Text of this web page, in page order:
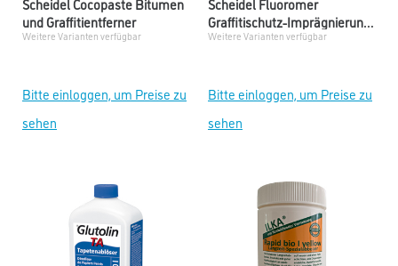
Scheidel Cocopaste Bitumen
und Graffitientferner
Weitere Varianten verfügbar
Bitte einloggen, um Preise zu
sehen
Scheidel Fluoromer
Graffitischutz-Imprägnierung
Sandstein
Weitere Varianten verfügbar
Bitte einloggen, um Preise zu
sehen